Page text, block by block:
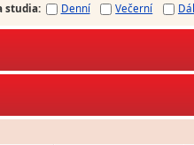
studia: Denní Večerní